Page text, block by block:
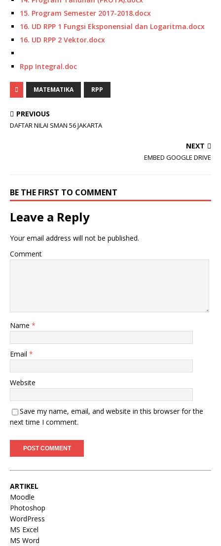
15. Program Semester 2017-2018.docx
16. UD RPP 1 Fungsi Eksponensial dan Logaritma.docx
16. UD RPP 2 Vektor.docx
Rpp Integral.doc
MATEMATIKA RPP
PREVIOUS
DAFTAR NILAI SMAN 56 JAKARTA
NEXT
EMBED GOOGLE DRIVE
BE THE FIRST TO COMMENT
Leave a Reply
Your email address will not be published.
Comment
Name *
Email *
Website
Save my name, email, and website in this browser for the
next time I comment.
ARTIKEL
Moodle
Photoshop
WordPress
MS Excel
MS Word